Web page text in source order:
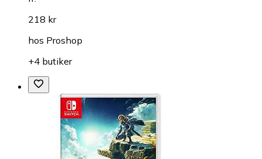
218 kr
hos Proshop
+4 butiker